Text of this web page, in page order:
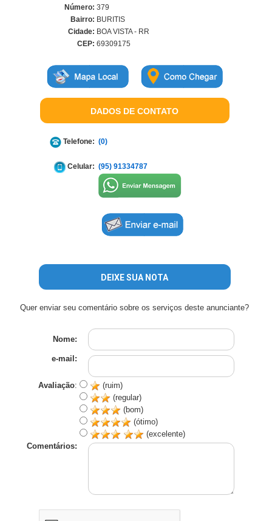
Número: 379
Bairro: BURITIS
Cidade: BOA VISTA - RR
CEP: 69309175
DADOS DE CONTATO
Telefone: (0)
Celular: (95) 91334787
DEIXE SUA NOTA
Quer enviar seu comentário sobre os serviços deste anunciante?
Nome:
e-mail:
Avaliação:
(ruim)
(regular)
(bom)
(ótimo)
(excelente)
Comentários: